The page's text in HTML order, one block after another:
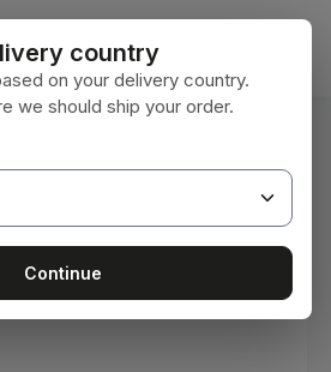
country
on your delivery country.
we should ship your order.
Continue